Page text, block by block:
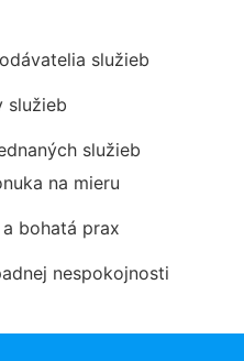
služieb
služieb
služieb
na mieru
bohatá prax
nespokojnosti